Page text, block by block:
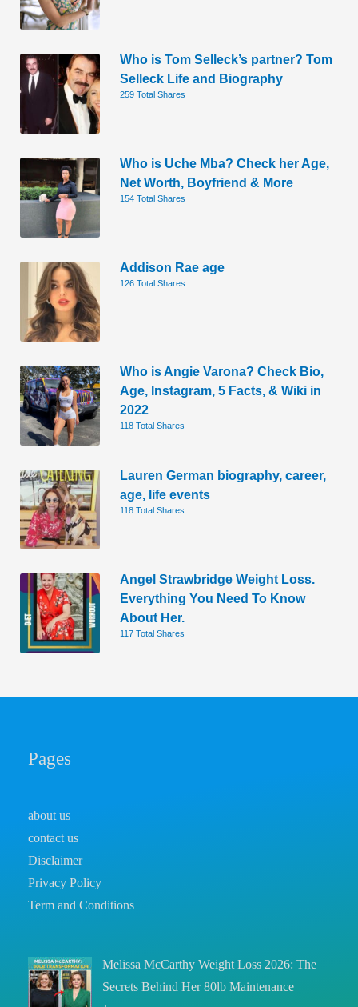
Who is Tom Selleck’s partner? Tom
Selleck Life and Biography
259 Total Shares
Who is Uche Mba? Check her Age,
Net Worth, Boyfriend & More
154 Total Shares
Addison Rae age
126 Total Shares
Who is Angie Varona? Check Bio,
Age, Instagram, 5 Facts, & Wiki in
2022
118 Total Shares
Lauren German biography, career,
age, life events
118 Total Shares
Angel Strawbridge Weight Loss.
Everything You Need To Know
About Her.
117 Total Shares
Pages
about us
contact us
Disclaimer
Privacy Policy
Term and Conditions
Melissa McCarthy Weight Loss 2026: The
Secrets Behind Her 80lb Maintenance